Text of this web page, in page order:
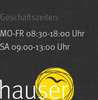
Geschäftszeiten:
MO-FR 08:30-18:00 Uhr
SA 09:00-13:00 Uhr